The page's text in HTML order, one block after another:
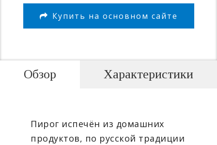
Купить на основном сайте
Обзор
Пирог испечён из домашних
продуктов, по русской традиции
Характеристики